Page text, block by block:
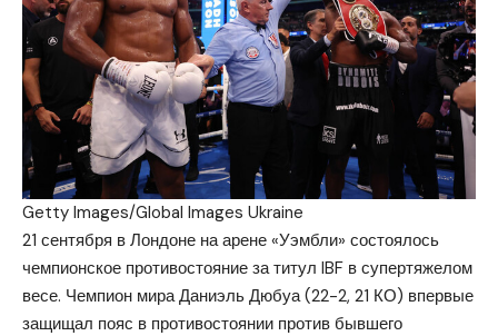
Getty Images/Global Images Ukraine
21 сентября в Лондоне на арене «Уэмбли» состоялось
чемпионское противостояние за титул IBF в супертяжелом
весе. Чемпион мира Даниэль Дюбуа (22-2, 21 КО) впервые
защищал пояс в противостоянии против бывшего